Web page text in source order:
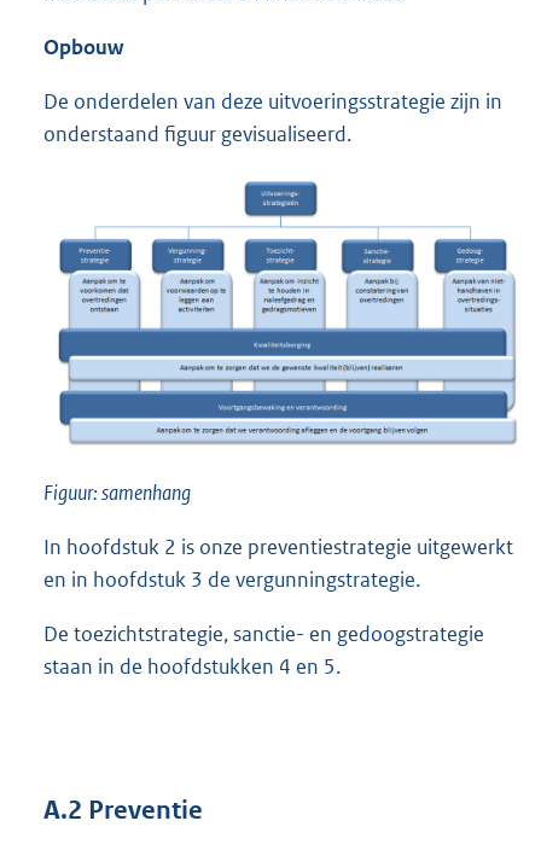
Opbouw
De onderdelen van deze uitvoeringsstrategie zijn in
onderstaand figuur gevisualiseerd.
Figuur: samenhang
In hoofdstuk 2 is onze preventiestrategie uitgewerkt
en in hoofdstuk 3 de vergunningstrategie.
De toezichtstrategie, sanctie- en gedoogstrategie
staan in de hoofdstukken 4 en 5.
A.2 Preventie